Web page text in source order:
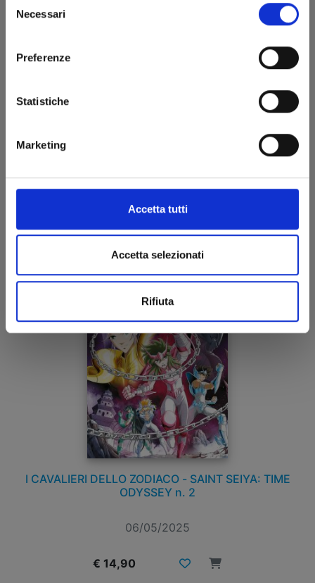
delNecessari
Preferenze
Statistiche
Marketing
Accetta tutti
Accetta selezionati
Rifiuta
I CAVALIERI DELLO ZODIACO - SAINT SEIYA: TIME
COLLECTOR EDITION
06/05/2025
€ 34,90
I CAVALIERI DELLO ZODIACO - SAINT SEIYA: TIME
ODYSSEY n. 2
06/05/2025
€ 14,90